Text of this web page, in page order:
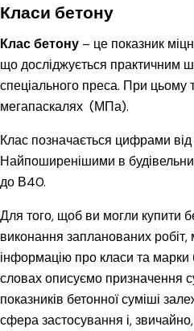
Класи бетону
Клас бетону – це показник
що досліджується практичним
спеціального преса. При цьому
мегапаскалях (МПа).
Клас позначається цифрами
Найпоширенішими в
до В40.
Для того, щоб ви могли купити
виконання запланованих
інформацію про класи та марки
словах описуємо призначення
показників бетонної суміші
сфера застосування і, звичайно,